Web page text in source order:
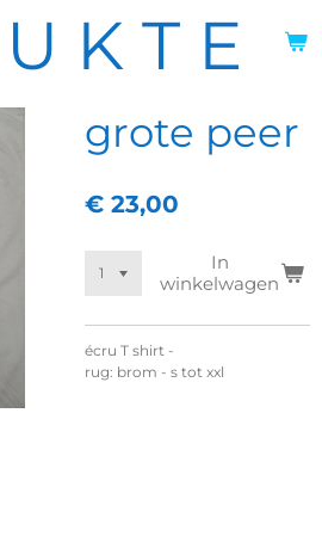
K T E
grote peer
€ 23,00
In
winkelwagen
écru T shirt -
rug: brom - s tot xxl